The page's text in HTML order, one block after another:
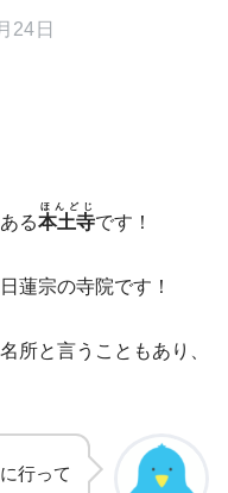
24日
る本土寺
ほんどじ
です！
蓮宗の寺院です！
所と言うこともあり、
行って